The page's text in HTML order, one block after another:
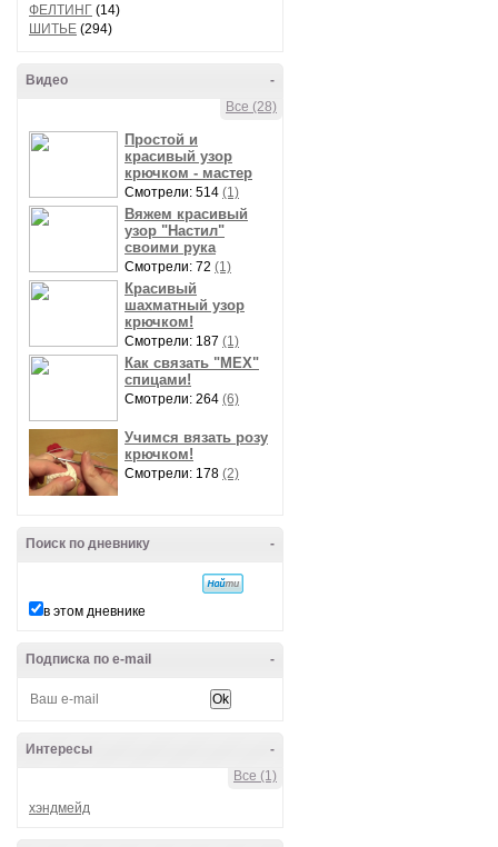
ФЕЛТИНГ (14)
ШИТЬЕ (294)
-
Видео
Все (28)
Простой и
красивый узор
крючком - мастер
Смотрели: 514 (1)
Вяжем красивый
узор "Настил"
своими рука
Смотрели: 72 (1)
Красивый
шахматный узор
крючком!
Смотрели: 187 (1)
Как связать "МЕХ"
спицами!
Смотрели: 264 (6)
Учимся вязать розу
крючком!
Смотрели: 178 (2)
-
Поиск по дневнику
в этом дневнике
-
Подписка по e-mail
-
Интересы
Все (1)
хэндмейд